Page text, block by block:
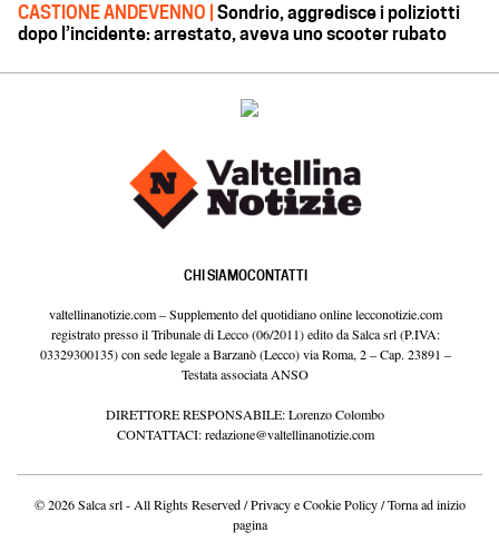
CASTIONE ANDEVENNO | Sondrio, aggredisce i poliziotti
dopo l’incidente: arrestato, aveva uno scooter rubato
CHI SIAMOCONTATTI
valtellinanotizie.com – Supplemento del quotidiano online lecconotizie.com
registrato presso il Tribunale di Lecco (06/2011) edito da Salca srl (P.IVA:
03329300135) con sede legale a Barzanò (Lecco) via Roma, 2 – Cap. 23891 –
Testata associata ANSO
DIRETTORE RESPONSABILE: Lorenzo Colombo
CONTATTACI:redazione@valtellinanotizie.com
© 2026 Salca srl - All Rights Reserved /Privacy e Cookie Policy/Torna ad inizio
pagina